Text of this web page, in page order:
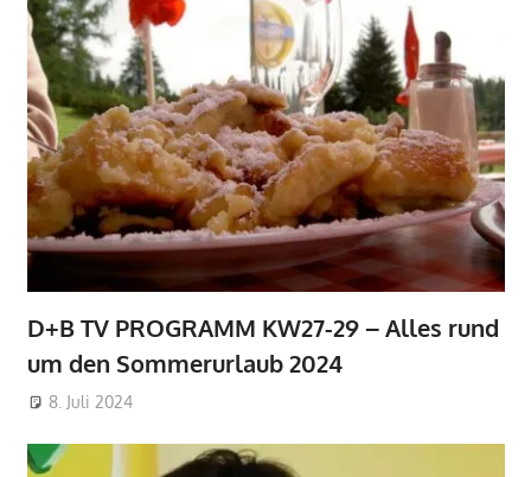
D+B TV PROGRAMM KW27-29 – Alles rund
um den Sommerurlaub 2024
8. Juli 2024